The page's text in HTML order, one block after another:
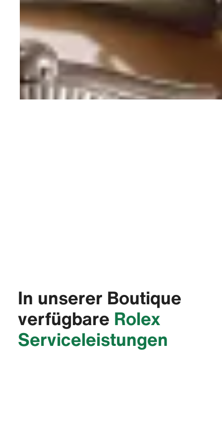
In unserer Boutique
verfügbare Rolex
Service­leistungen